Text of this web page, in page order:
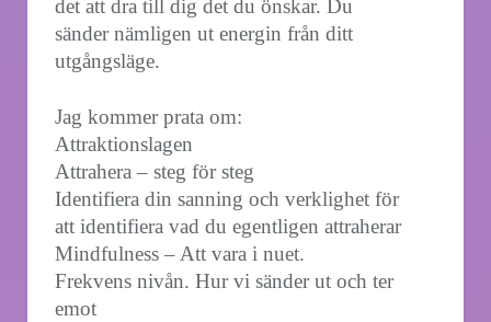
det att dra till dig det du önskar. Du
sänder nämligen ut energin från ditt
utgångsläge.
Jag kommer prata om:
Attraktionslagen
Attrahera – steg för steg
Identifiera din sanning och verklighet för
att identifiera vad du egentligen attraherar
Mindfulness – Att vara i nuet.
Frekvens nivån. Hur vi sänder ut och ter
emot